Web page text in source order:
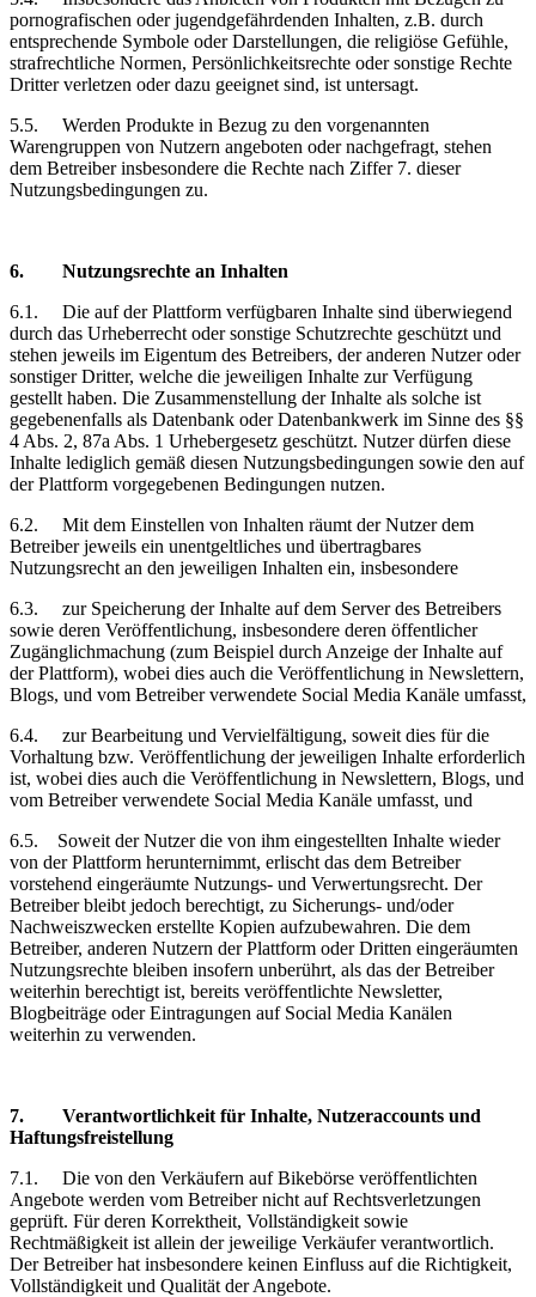
pornografischen oder jugendgefährdenden Inhalten, z.B. durch
entsprechende Symbole oder Darstellungen, die religiöse Gefühle,
strafrechtliche Normen, Persönlichkeitsrechte oder sonstige Rechte
Dritter verletzen oder dazu geeignet sind, ist untersagt.
5.5.
Werden Produkte in Bezug zu den vorgenannten
Warengruppen von Nutzern angeboten oder nachgefragt, stehen
dem Betreiber insbesondere die Rechte nach Ziffer 7. dieser
Nutzungsbedingungen zu.
6. Nutzungsrechte an Inhalten
6.1.
Die auf der Plattform verfügbaren Inhalte sind überwiegend
durch das Urheberrecht oder sonstige Schutzrechte geschützt und
stehen jeweils im Eigentum des Betreibers, der anderen Nutzer oder
sonstiger Dritter, welche die jeweiligen Inhalte zur Verfügung
gestellt haben. Die Zusammenstellung der Inhalte als solche ist
gegebenenfalls als Datenbank oder Datenbankwerk im Sinne des §§
4 Abs. 2, 87a Abs. 1 Urhebergesetz geschützt. Nutzer dürfen diese
Inhalte lediglich gemäß diesen Nutzungsbedingungen sowie den auf
der Plattform vorgegebenen Bedingungen nutzen.
6.2.
Mit dem Einstellen von Inhalten räumt der Nutzer dem
Betreiber jeweils ein unentgeltliches und übertragbares
Nutzungsrecht an den jeweiligen Inhalten ein, insbesondere
6.3.
zur Speicherung der Inhalte auf dem Server des Betreibers
sowie deren Veröffentlichung, insbesondere deren öffentlicher
Zugänglichmachung (zum Beispiel durch Anzeige der Inhalte auf
der Plattform), wobei dies auch die Veröffentlichung in Newslettern,
Blogs, und vom Betreiber verwendete Social Media Kanäle umfasst,
6.4.
zur Bearbeitung und Vervielfältigung, soweit dies für die
Vorhaltung bzw. Veröffentlichung der jeweiligen Inhalte erforderlich
ist, wobei dies auch die Veröffentlichung in Newslettern, Blogs, und
vom Betreiber verwendete Social Media Kanäle umfasst, und
6.5.
Soweit der Nutzer die von ihm eingestellten Inhalte wieder
von der Plattform herunternimmt, erlischt das dem Betreiber
vorstehend eingeräumte Nutzungs- und Verwertungsrecht. Der
Betreiber bleibt jedoch berechtigt, zu Sicherungs- und/oder
Nachweiszwecken erstellte Kopien aufzubewahren. Die dem
Betreiber, anderen Nutzern der Plattform oder Dritten eingeräumten
Nutzungsrechte bleiben insofern unberührt, als das der Betreiber
weiterhin berechtigt ist, bereits veröffentlichte Newsletter,
Blogbeiträge oder Eintragungen auf Social Media Kanälen
weiterhin zu verwenden.
7. Verantwortlichkeit für Inhalte, Nutzeraccounts und
Haftungsfreistellung
7.1.
Die von den Verkäufern auf Bikebörse veröffentlichten
Angebote werden vom Betreiber nicht auf Rechtsverletzungen
geprüft. Für deren Korrektheit, Vollständigkeit sowie
Rechtmäßigkeit ist allein der jeweilige Verkäufer verantwortlich.
Der Betreiber hat insbesondere keinen Einfluss auf die Richtigkeit,
Vollständigkeit und Qualität der Angebote.